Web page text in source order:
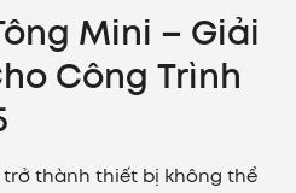
Mini – Giải
Công Trình
thành thiết bị không thể